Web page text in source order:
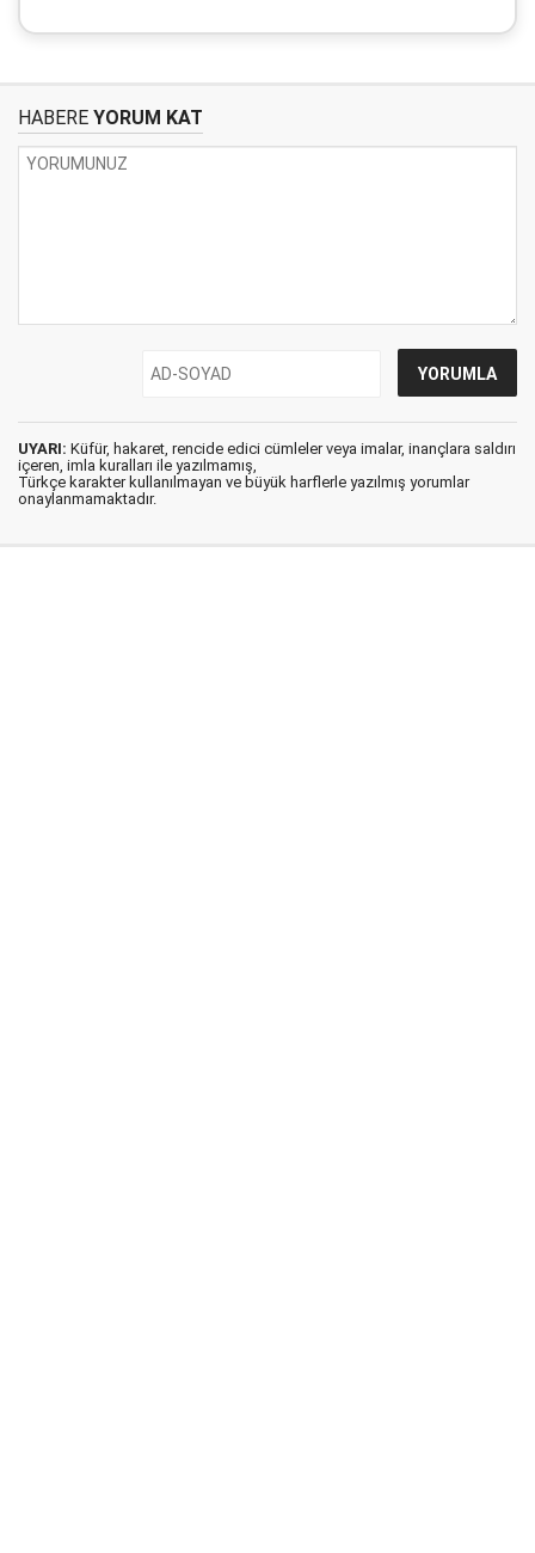
HABERE YORUM KAT
UYARI: Küfür, hakaret, rencide edici cümleler veya imalar, inançlara saldırı
içeren, imla kuralları ile yazılmamış,
Türkçe karakter kullanılmayan ve büyük harflerle yazılmış yorumlar
onaylanmamaktadır.